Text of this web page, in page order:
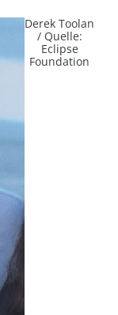
Derek Toolan
/ Quelle:
Eclipse
Foundation